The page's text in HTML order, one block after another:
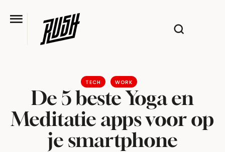
TECH WORK
De 5 beste Yoga en
Meditatie apps voor op
je smartphone